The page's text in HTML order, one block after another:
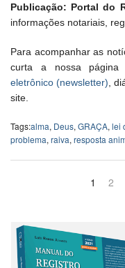
Publicação: Portal do
informações notariais,
Para acompanhar as
curta a nossa
eletrônico (newsletter) ,
site.
Tags:alma, Deus, GRAÇA, lei
problema, raiva, resposta
1 2